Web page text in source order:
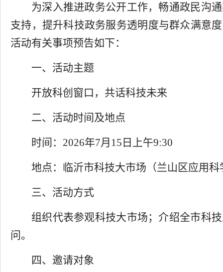
为深入推进政务公开工作，畅通政民沟
支持，提升科技政务服务透明度与群众满意
活动有关事项预告如下：
一、活动主题
开放科创窗口，共话科技未来
二、活动时间及地点
时间： 2026年7月 15 日上午9:30
地点 ： 临沂市科技大市场 （兰山区应用科
三、活动方式
组织代表参观科技大市场；介绍全市科
问。
四、邀请对象